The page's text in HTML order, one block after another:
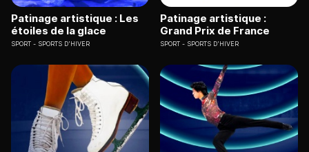
Patinage artistique : Les
étoiles de la glace
SPORT SPORTS D'HIVER
Patinage artistique :
Grand Prix de France
SPORT SPORTS D'HIVER